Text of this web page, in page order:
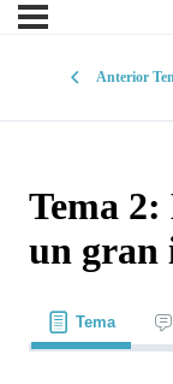
Anterior
Tema 2:
un gran
Tema